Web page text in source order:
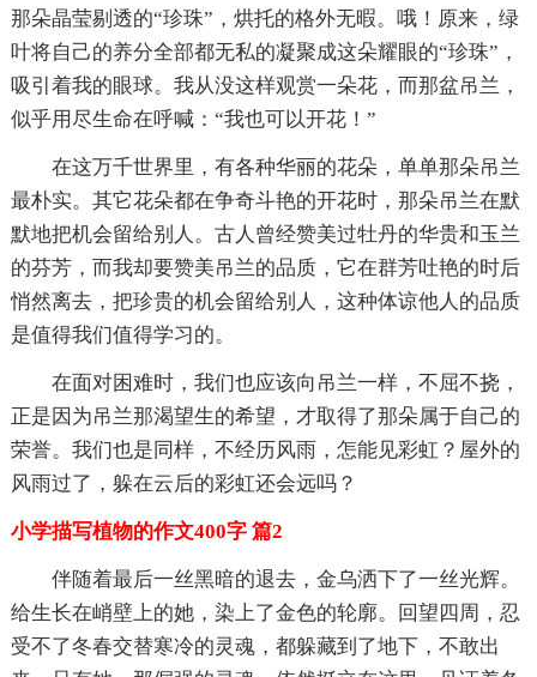
那朵晶莹剔透的“珍珠”，烘托的格外无暇。哦！原来，绿
叶将自己的养分全部都无私的凝聚成这朵耀眼的“珍珠”，
吸引着我的眼球。我从没这样观赏一朵花，而那盆吊兰，
似乎用尽生命在呼喊：“我也可以开花！”
在这万千世界里，有各种华丽的花朵，单单那朵吊兰
最朴实。其它花朵都在争奇斗艳的开花时，那朵吊兰在默
默地把机会留给别人。古人曾经赞美过牡丹的华贵和玉兰
的芬芳，而我却要赞美吊兰的品质，它在群芳吐艳的时后
悄然离去，把珍贵的机会留给别人，这种体谅他人的品质
是值得我们值得学习的。
在面对困难时，我们也应该向吊兰一样，不屈不挠，
正是因为吊兰那渴望生的希望，才取得了那朵属于自己的
荣誉。我们也是同样，不经历风雨，怎能见彩虹？屋外的
风雨过了，躲在云后的彩虹还会远吗？
小学描写植物的作文400字 篇2
伴随着最后一丝黑暗的退去，金乌洒下了一丝光辉。
给生长在峭壁上的她，染上了金色的轮廓。回望四周，忍
受不了冬春交替寒冷的灵魂，都躲藏到了地下，不敢出